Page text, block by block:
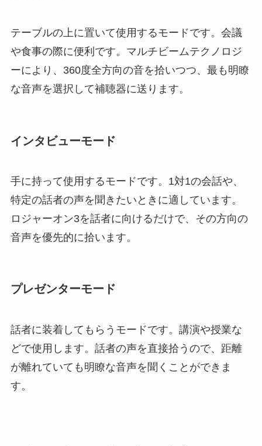
テーブルの上に置いて使用するモードです。会議
や食事の際に便利です。マルチビームテクノロジ
ーにより、360度全方向の音を拾いつつ、最も明瞭
な音声を選択して補聴器に送ります。
インタビューモード
手に持って使用するモードです。1対1の会話や、
特定の話者の声を聞きたいときに適しています。
ロジャーオン3を話者に向けるだけで、その方向の
音声を優先的に拾います。
プレゼンターモード
話者に装着してもらうモードです。講演や授業な
どで使用します。話者の声を直接拾うので、距離
が離れていても明瞭な音声を聞くことができま
す。